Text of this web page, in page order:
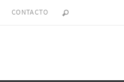
CONTACTO